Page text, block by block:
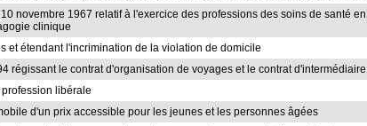
novembre 1967 relatif à l'exercice des professions des soins de santé
clinique
et étendant l'incrimination de la violation de domicile
régissant le contrat d'organisation de voyages et le contrat
libérale
d'un prix accessible pour les jeunes et les personnes âgées